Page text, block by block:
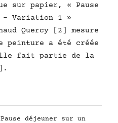
sur papier, « Pause
- Variation 1 »
Quercy [2] mesure
peinture a été créée
fait partie de la
déjeuner sur un